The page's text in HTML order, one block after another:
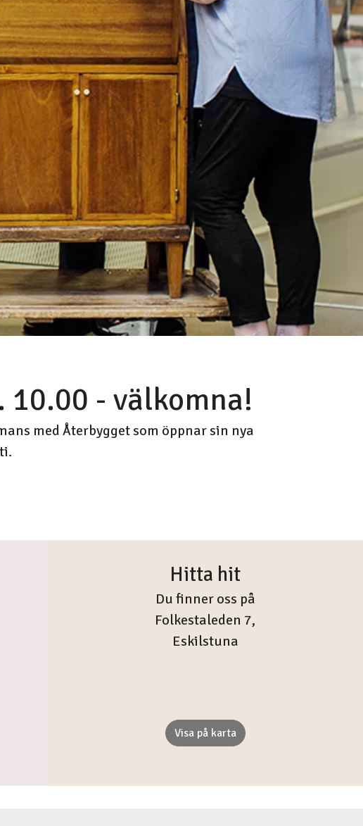
- välkomna!
med Återbygget som öppnar sin nya
Hitta hit
Du finner oss på
Folkestaleden 7,
Eskilstuna
Visa på karta